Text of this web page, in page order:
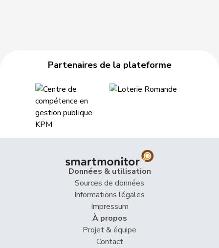
Partenaires de la plateforme
Données & utilisation
Sources de données
Informations légales
Impressum
À propos
Projet & équipe
Contact